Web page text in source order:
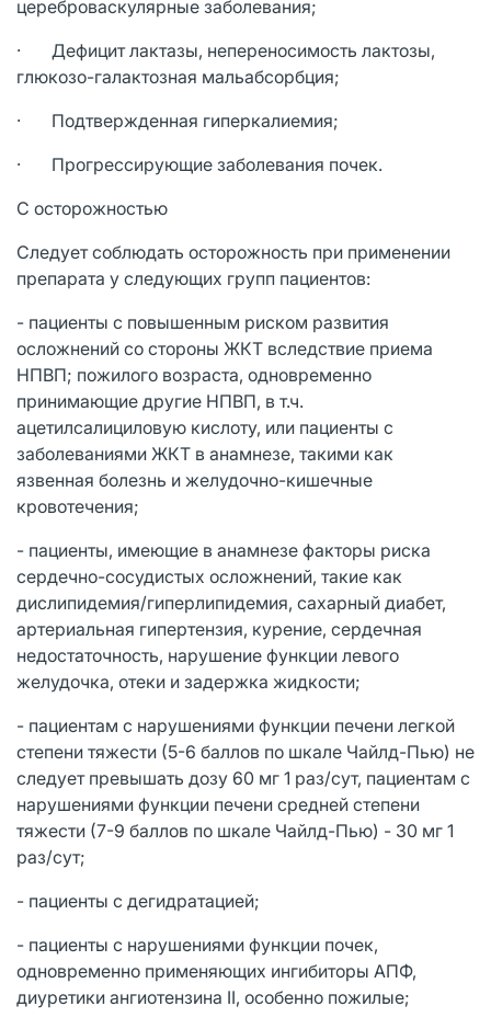
цереброваскулярные заболевания;
· Дефицит лактазы, непереносимость лактозы,
глюкозо-галактозная мальабсорбция;
· Подтвержденная гиперкалиемия;
· Прогрессирующие заболевания почек.
С осторожностью
Следует соблюдать осторожность при применении
препарата у следующих групп пациентов:
- пациенты с повышенным риском развития
осложнений со стороны ЖКТ вследствие приема
НПВП; пожилого возраста, одновременно
принимающие другие НПВП, в т.ч.
ацетилсалициловую кислоту, или пациенты с
заболеваниями ЖКТ в анамнезе, такими как
язвенная болезнь и желудочно-кишечные
кровотечения;
- пациенты, имеющие в анамнезе факторы риска
сердечно-сосудистых осложнений, такие как
дислипидемия/гиперлипидемия, сахарный диабет,
артериальная гипертензия, курение, сердечная
недостаточность, нарушение функции левого
желудочка, отеки и задержка жидкости;
- пациентам с нарушениями функции печени легкой
степени тяжести (5-6 баллов по шкале Чайлд-Пью) не
следует превышать дозу 60 мг 1 раз/сут, пациентам с
нарушениями функции печени средней степени
тяжести (7-9 баллов по шкале Чайлд-Пью) - 30 мг 1
раз/сут;
- пациенты с дегидратацией;
- пациенты с нарушениями функции почек,
одновременно применяющих ингибиторы АПФ,
диуретики ангиотензина II, особенно пожилые;